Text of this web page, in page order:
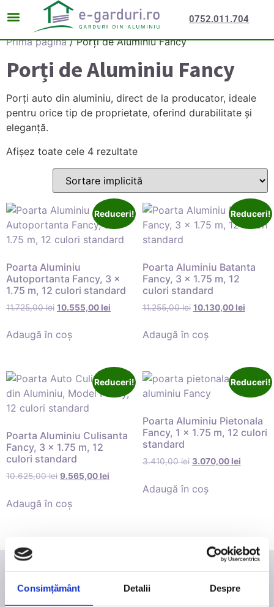
Consimțământ Detalii Despre
0752.011.704
Prima pagină/ Porți de Aluminiu Fancy
Porți de Aluminiu Fancy
Porți auto din aluminiu, direct de la producator, ideale
pentru orice tip de proprietate, oferind durabilitate și
eleganță.
Afișez toate cele 4 rezultate
Reduceri!
Poarta Aluminiu
Autoportanta Fancy, 3 x
1.75 m, 12 culori standard
11.725,00lei 10.555,00lei
Adaugă în coș
Reduceri!
Poarta Aluminiu Batanta
Fancy, 3 x 1.75 m, 12
culori standard
11.255,00lei 10.130,00lei
Adaugă în coș
Reduceri!
Poarta Aluminiu Culisanta
Fancy, 3 x 1.75 m, 12
culori standard
10.625,00lei 9.565,00lei
Adaugă în coș
Reduceri!
Poarta Aluminiu Pietonala
Fancy, 1 x 1.75 m, 12 culori
standard
3.410,00lei 3.070,00lei
Adaugă în coș